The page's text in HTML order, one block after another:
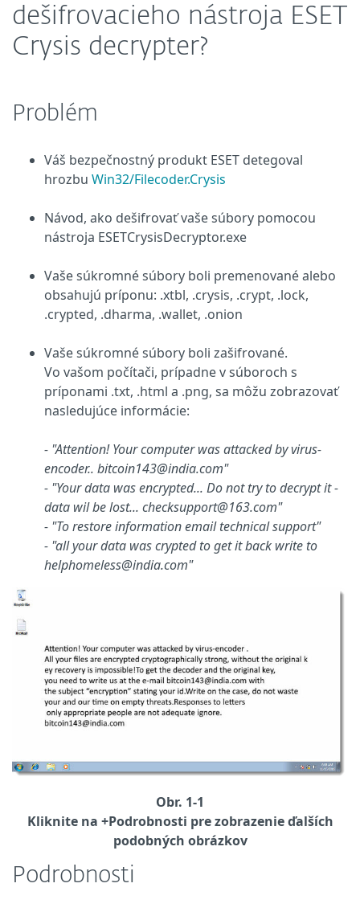
dešifrovacieho nástroja ESET
Crysis decrypter?
Problém
Váš bezpečnostný produkt ESET detegoval
hrozbu Win32/Filecoder.Crysis
Návod, ako dešifrovať vaše súbory pomocou
nástroja ESETCrysisDecryptor.exe
Vaše súkromné súbory boli premenované alebo
obsahujú príponu: .xtbl, .crysis, .crypt, .lock,
.crypted, .dharma, .wallet, .onion
Vaše súkromné súbory boli zašifrované.
Vo vašom počítači, prípadne v súboroch s
príponami .txt, .html a .png, sa môžu zobrazovať
nasledujúce informácie:
- "Attention! Your computer was attacked by virus-
encoder.. bitcoin143@india.com"
- "Your data was encrypted... Do not try to decrypt it -
data wil be lost... checksupport@163.com"
- "To restore information email technical support"
- "all your data was crypted to get it back write to
helphomeless@india.com"
Obr. 1-1
Kliknite na +Podrobnosti pre zobrazenie ďalších
podobných obrázkov
Podrobnosti